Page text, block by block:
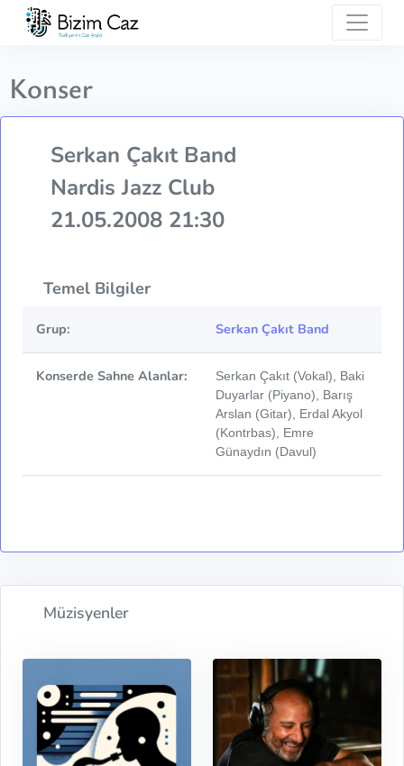
Konser
Serkan Çakıt Band
Nardis Jazz Club
21.05.2008 21:30
Temel Bilgiler
Grup: Serkan Çakıt Band
Konserde Sahne Alanlar:
Serkan Çakıt (Vokal), Baki
Duyarlar (Piyano), Barış
Arslan (Gitar), Erdal Akyol
(Kontrbas), Emre
Günaydın (Davul)
Müzisyenler